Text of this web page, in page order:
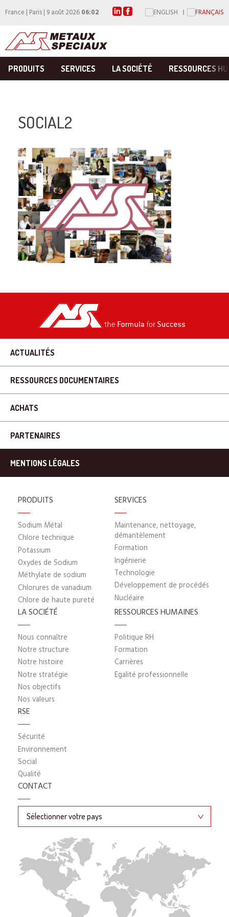
France | Paris | 9 août 202606:02
PRODUITS SERVICES LA SOCIÉTÉ RESSOURCES
SOCIAL2
ACTUALITÉS
RESSOURCES DOCUMENTAIRES
ACHATS
PARTENAIRES
MENTIONS LÉGALES
PRODUITS
Sodium Métal
Chlore technique
Potassium
Oxydes de Sodium
Méthylate de sodium
Chlorures de vanadium
Chlore de haute pureté
SERVICES
Maintenance, nettoyage,
démantèlement
Formation
Ingénierie
Technologie
Développement de procédés
Nucléaire
LA SOCIÉTÉ
Nous connaître
Notre structure
Notre histoire
Notre stratégie
Nos objectifs
Nos valeurs
RESSOURCES HUMAINES
Politique RH
Formation
Carrières
Egalité professionnelle
RSE
Sécurité
Environnement
Social
Qualité
CONTACT